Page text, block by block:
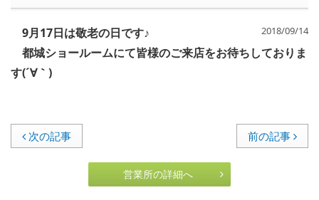
2018/09/14
9月17日は敬老の日です♪
都城ショールームにて皆様のご来店をお待ちしておりま
す(´∀｀)
次の記事 前の記事
営業所の詳細へ